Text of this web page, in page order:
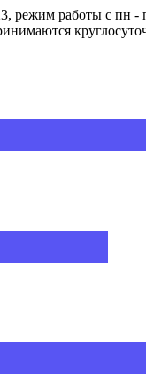
режим работы с пн -